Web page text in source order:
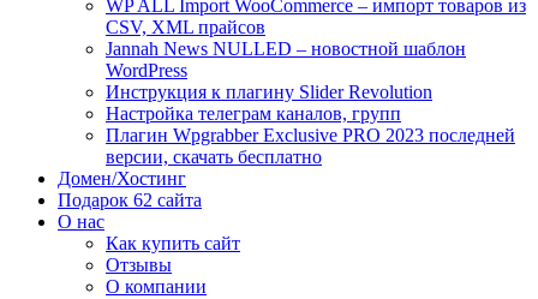
WP ALL Import WooCommerce – импорт товаров из
CSV, XML прайсов
Jannah News NULLED – новостной шаблон
WordPress
Инструкция к плагину Slider Revolution
Настройка телеграм каналов, групп
Плагин Wpgrabber Exclusive PRO 2023 последней
версии, скачать бесплатно
Домен/Хостинг
Подарок 62 сайта
О нас
Как купить сайт
Отзывы
О компании